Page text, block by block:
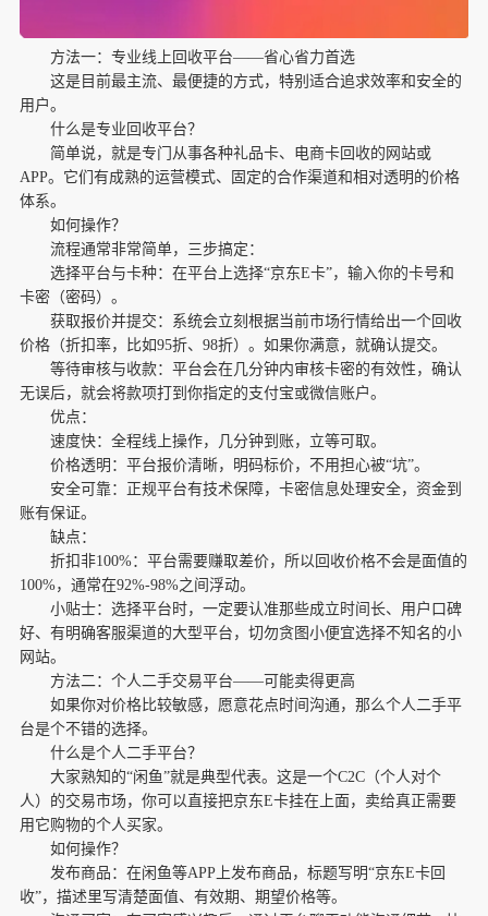
方法一：专业线上回收平台——省心省力首选
这是目前最主流、最便捷的方式，特别适合追求效率和安全的
用户。
什么是专业回收平台？
简单说，就是专门从事各种礼品卡、电商卡回收的网站或
APP。它们有成熟的运营模式、固定的合作渠道和相对透明的价格
体系。
如何操作？
流程通常非常简单，三步搞定：
选择平台与卡种：在平台上选择“京东E卡”，输入你的卡号和
卡密（密码）。
获取报价并提交：系统会立刻根据当前市场行情给出一个回收
价格（折扣率，比如95折、98折）。如果你满意，就确认提交。
等待审核与收款：平台会在几分钟内审核卡密的有效性，确认
无误后，就会将款项打到你指定的支付宝或微信账户。
优点：
速度快：全程线上操作，几分钟到账，立等可取。
价格透明：平台报价清晰，明码标价，不用担心被“坑”。
安全可靠：正规平台有技术保障，卡密信息处理安全，资金到
账有保证。
缺点：
折扣非100%：平台需要赚取差价，所以回收价格不会是面值的
100%，通常在92%-98%之间浮动。
小贴士：选择平台时，一定要认准那些成立时间长、用户口碑
好、有明确客服渠道的大型平台，切勿贪图小便宜选择不知名的小
网站。
方法二：个人二手交易平台——可能卖得更高
如果你对价格比较敏感，愿意花点时间沟通，那么个人二手平
台是个不错的选择。
什么是个人二手平台？
大家熟知的“闲鱼”就是典型代表。这是一个C2C（个人对个
人）的交易市场，你可以直接把京东E卡挂在上面，卖给真正需要
用它购物的个人买家。
如何操作？
发布商品：在闲鱼等APP上发布商品，标题写明“京东E卡回
收”，描述里写清楚面值、有效期、期望价格等。